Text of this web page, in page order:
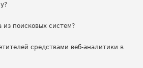
поисковых систем?
средствами веб-аналитики в